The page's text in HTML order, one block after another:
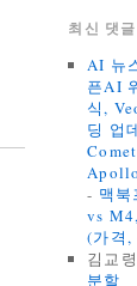
최신 댓글
AI 뉴
픈AI
식,
딩 업
- 맥
vs
(가격,
김교령
분할